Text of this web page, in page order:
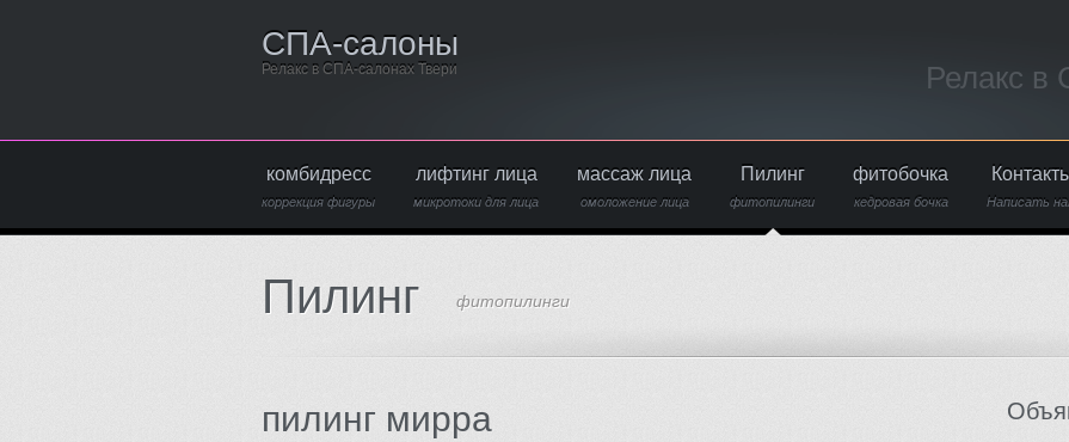
СПА-салоны
Релакс в СПА-салонах Твери Релакс в
комбидресс
коррекция фигуры
лифтинг лица
микротоки для лица
массаж лица
омоложение лица
Пилинг
фитопилинги
фитобочка
кедровая бочка Написать
Пилинг фитопилинги
пилинг мирра